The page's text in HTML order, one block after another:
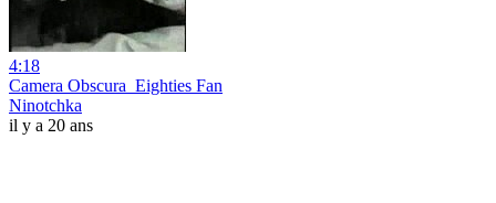
4:18
Camera Obscura_Eighties Fan
Ninotchka
il y a 20 ans